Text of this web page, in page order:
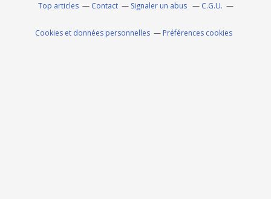
Top articles Contact Signaler un abus C.G.U.
Cookies et données personnelles Préférences cookies